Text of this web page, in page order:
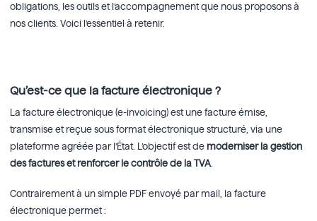
obligations, les outils et l’accompagnement que nous proposons à
nos clients. Voici l’essentiel à retenir.
Qu’est-ce que la facture électronique ?
La facture électronique (e-invoicing) est une facture émise,
transmise et reçue sous format électronique structuré, via une
plateforme agréée par l’État. L’objectif est de moderniser la gestion
des factures et renforcer le contrôle de la TVA.
Contrairement à un simple PDF envoyé par mail, la facture
électronique permet :